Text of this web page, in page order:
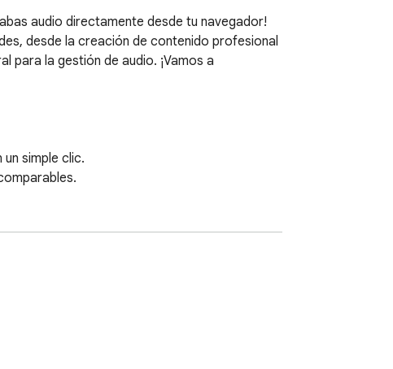
audio directamente desde tu navegador!
desde la creación de contenido profesional
para la gestión de audio. ¡Vamos a
simple clic.
audio en línea directamente desde tu